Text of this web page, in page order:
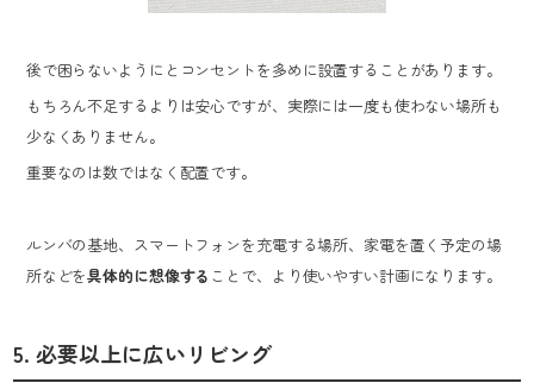
後で困らないようにとコンセントを多めに設置することがあります。
もちろん不足するよりは安心ですが、実際には一度も使わない場所も
少なくありません。
重要なのは数ではなく配置です。
ルンバの基地、スマートフォンを充電する場所、家電を置く予定の場
所などを具体的に想像する ことで、より使いやすい計画になります。
5. 必要以上に広いリビング